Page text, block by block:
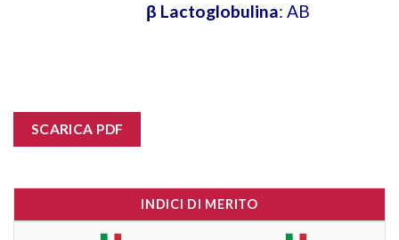
β Lactoglobulina: AB
SCARICA PDF
INDICI DI MERITO